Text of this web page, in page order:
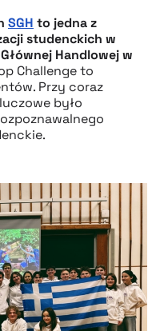
SGH to jedna z
studenckich w
Handlowej w
Challenge to
Przy coraz
było